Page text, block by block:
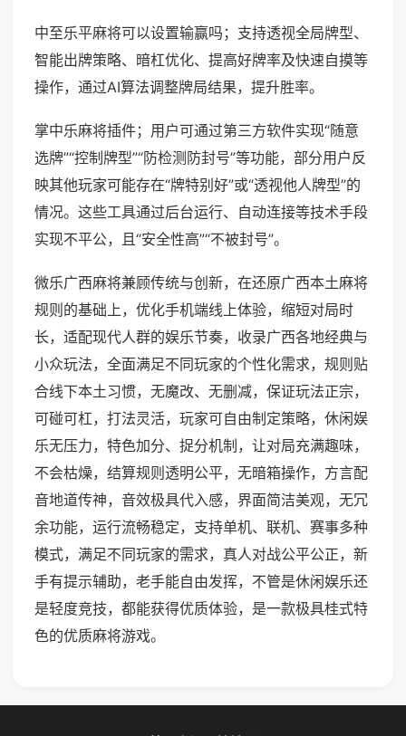
中至乐平麻将可以设置输赢吗；支持透视全局牌型、
智能出牌策略、暗杠优化、提高好牌率及快速自摸等
操作，通过AI算法调整牌局结果，提升胜率。
掌中乐麻将插件；用户可通过第三方软件实现“随意
选牌”“控制牌型”“防检测防封号”等功能，部分用户反
映其他玩家可能存在“牌特别好”或“透视他人牌型”的
情况。这些工具通过后台运行、自动连接等技术手段
实现不平公，且“安全性高”“不被封号”。
微乐广西麻将兼顾传统与创新，在还原广西本土麻将
规则的基础上，优化手机端线上体验，缩短对局时
长，适配现代人群的娱乐节奏，收录广西各地经典与
小众玩法，全面满足不同玩家的个性化需求，规则贴
合线下本土习惯，无魔改、无删减，保证玩法正宗，
可碰可杠，打法灵活，玩家可自由制定策略，休闲娱
乐无压力，特色加分、捉分机制，让对局充满趣味，
不会枯燥，结算规则透明公平，无暗箱操作，方言配
音地道传神，音效极具代入感，界面简洁美观，无冗
余功能，运行流畅稳定，支持单机、联机、赛事多种
模式，满足不同玩家的需求，真人对战公平公正，新
手有提示辅助，老手能自由发挥，不管是休闲娱乐还
是轻度竞技，都能获得优质体验，是一款极具桂式特
色的优质麻将游戏。